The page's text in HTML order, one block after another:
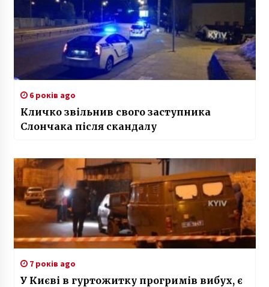
6 років ago
Кличко звільнив свого заступника
Слончака після скандалу
7 років ago
У Києві в гуртожитку прогримів вибух, є